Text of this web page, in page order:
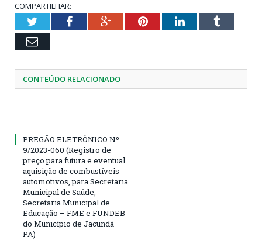
COMPARTILHAR:
TwitterFacebookGoogle+PinterestLinkedInTumblr
Email
CONTEÚDO RELACIONADO
PREGÃO ELETRÔNICO Nº
9/2023-060 (Registro de
preço para futura e eventual
aquisição de combustíveis
automotivos, para Secretaria
Municipal de Saúde,
Secretaria Municipal de
Educação – FME e FUNDEB
do Município de Jacundá –
PA)